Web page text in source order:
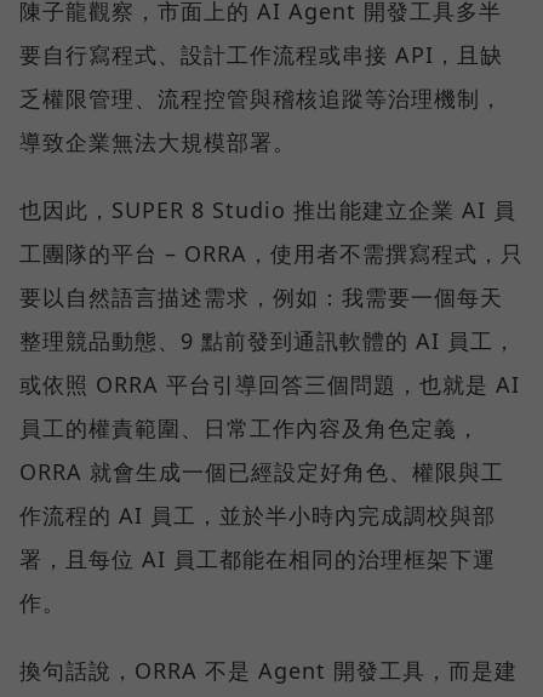
陳子龍觀察，市面上的 AI Agent 開發工具多半
要自行寫程式、設計工作流程或串接 API，且缺
乏權限管理、流程控管與稽核追蹤等治理機制，
導致企業無法大規模部署。
也因此，SUPER 8 Studio 推出能建立企業 AI 員
工團隊的平台 – ORRA，使用者不需撰寫程式，只
要以自然語言描述需求，例如：我需要一個每天
整理競品動態、9 點前發到通訊軟體的 AI 員工，
或依照 ORRA 平台引導回答三個問題，也就是 AI
員工的權責範圍、日常工作內容及角色定義，
ORRA 就會生成一個已經設定好角色、權限與工
作流程的 AI 員工，並於半小時內完成調校與部
署，且每位 AI 員工都能在相同的治理框架下運
作。
換句話說，ORRA 不是 Agent 開發工具，而是建